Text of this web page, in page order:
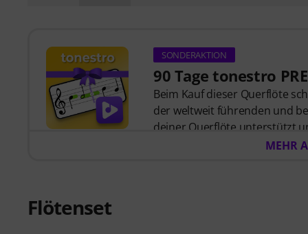
SONDERAKTION
90 Tage tonestro
Beim Kauf dieser Querflöte
der weltweit führenden und
deiner Querflöte unterstützt
60 MEHR
Flötenset